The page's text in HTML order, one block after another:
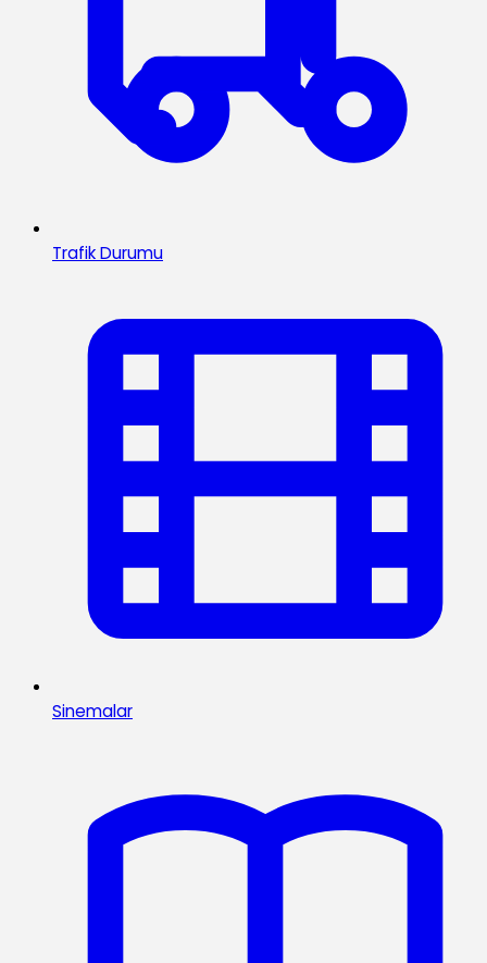
Trafik Durumu
Sinemalar